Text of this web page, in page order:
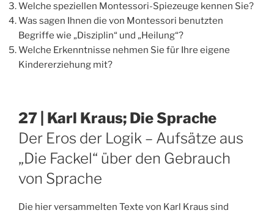
Welche speziellen Montessori-Spiezeuge kennen Sie?
Was sagen Ihnen die von Montessori benutzten
Begriffe wie „Disziplin“ und „Heilung“?
Welche Erkenntnisse nehmen Sie für Ihre eigene
Kindererziehung mit?
27 | Karl Kraus; Die Sprache
Der Eros der Logik – Aufsätze aus
„Die Fackel“ über den Gebrauch
von Sprache
Die hier versammelten Texte von Karl Kraus sind